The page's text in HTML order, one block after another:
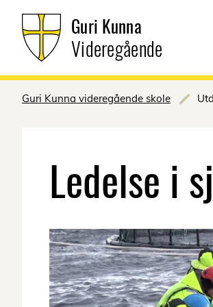
Guri Kunna
Videregående
Guri Kunna videregående skole
Ledelse i